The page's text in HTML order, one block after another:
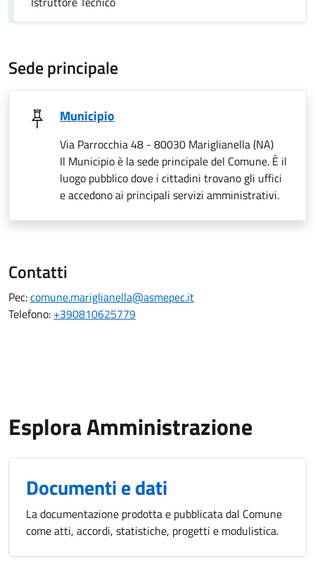
Sede principale
Municipio
Via Parrocchia 48 - 80030 Mariglianella (NA)
Il Municipio è la sede principale del Comune. È il
luogo pubblico dove i cittadini trovano gli uffici
e accedono ai principali servizi amministrativi.
Contatti
Pec:comune.mariglianella@asmepec.it
Telefono: +390810625779
Esplora Amministrazione
Documenti e dati
La documentazione prodotta e pubblicata dal Comune
come atti, accordi, statistiche, progetti e modulistica.